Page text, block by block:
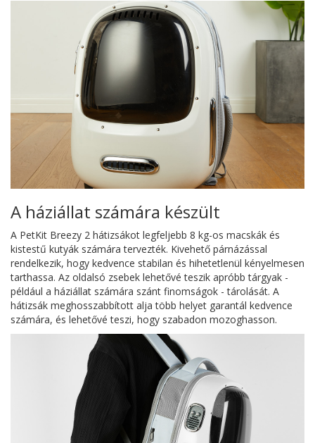
A háziállat számára készült
A PetKit Breezy 2 hátizsákot legfeljebb 8 kg-os macskák és
kistestű kutyák számára tervezték. Kivehető párnázással
rendelkezik, hogy kedvence stabilan és hihetetlenül kényelmesen
tarthassa. Az oldalsó zsebek lehetővé teszik apróbb tárgyak -
például a háziállat számára szánt finomságok - tárolását. A
hátizsák meghosszabbított alja több helyet garantál kedvence
számára, és lehetővé teszi, hogy szabadon mozoghasson.